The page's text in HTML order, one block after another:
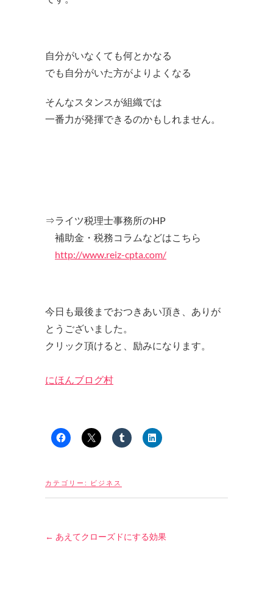
自分がいなくても何とかなる
でも自分がいた方がよりよくなる
そんなスタンスが組織では
一番力が発揮できるのかもしれません。
⇒ライツ税理士事務所のHP
補助金・税務コラムなどはこちら
http://www.reiz-cpta.com/
今日も最後までおつきあい頂き、ありが
とうございました。
クリック頂けると、励みになります。
にほんブログ村
カテゴリー: ビジネス
← あえてクローズドにする効果